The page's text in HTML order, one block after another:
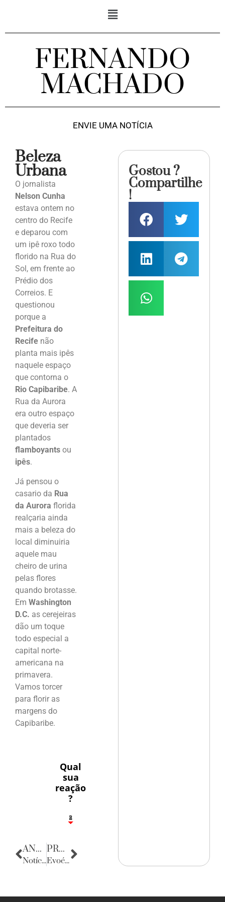
FERNANDO
MACHADO
ENVIE UMA NOTÍCIA
Beleza
Urbana
O jornalista
Nelson Cunha
estava ontem no
centro do Recife
e deparou com
um ipê roxo todo
florido na Rua do
Sol, em frente ao
Prédio dos
Correios. E
questionou
porque a
Prefeitura do
Recife não
planta mais ipês
naquele espaço
que contorna o
Rio Capibaribe. A
Rua da Aurora
era outro espaço
que deveria ser
plantados
flamboyants ou
ipês.
Já pensou o
casario da Rua
da Aurora florida
realçaria ainda
mais a beleza do
local diminuiria
aquele mau
cheiro de urina
pelas flores
quando brotasse.
Em Washington
D.C. as cerejeiras
dão um toque
todo especial a
capital norte-
americana na
primavera.
Vamos torcer
para florir as
margens do
Capibaribe.
Qual
sua
reação
?
1
2
8
ANTERIOR
Notícias da Bahia
PRÓXIMA
Evoé, Evoé, Evoé!
Gostou ?
Compartilhe
!